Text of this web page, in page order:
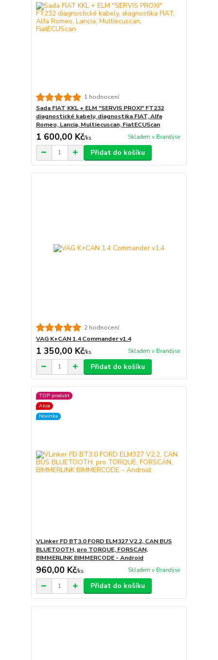
1 hodnocení
Sada FIAT KKL + ELM "SERVIS PROXI" FT232
diagnostické kabely, diagnostika FIAT, Alfa
Romeo, Lancia, Multiecuscan, FiatECUScan
1 600,00 Kč/ks Skladem v Brandýse
Přidat do košíku
2 hodnocení
VAG K+CAN 1.4 Commander v1.4
1 350,00 Kč/ks Skladem v Brandýse
Přidat do košíku
TOP produkt
Akce
Novinka
VLinker FD BT3.0 FORD ELM327 V2.2, CAN BUS
BLUETOOTH, pro TORQUE, FORSCAN,
BIMMERLINK BIMMERCODE - Android
960,00 Kč/ks Skladem v Brandýse
Přidat do košíku